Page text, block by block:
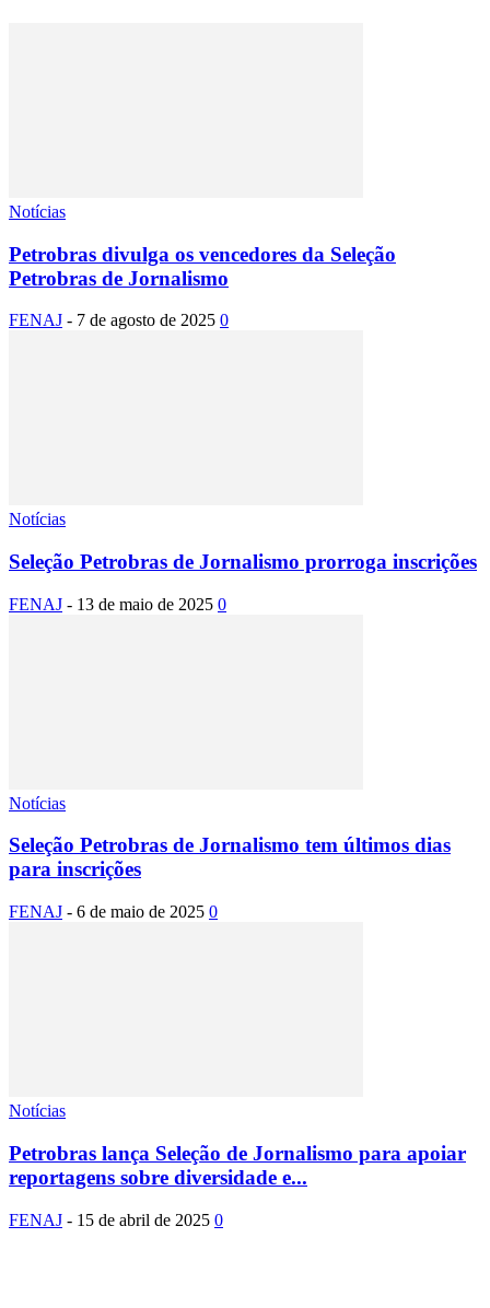
Notícias
Petrobras divulga os vencedores da Seleção
Petrobras de Jornalismo
FENAJ - 7 de agosto de 2025 0
Notícias
Seleção Petrobras de Jornalismo prorroga inscrições
FENAJ - 13 de maio de 2025 0
Notícias
Seleção Petrobras de Jornalismo tem últimos dias
para inscrições
FENAJ - 6 de maio de 2025 0
Notícias
Petrobras lança Seleção de Jornalismo para apoiar
reportagens sobre diversidade e...
FENAJ - 15 de abril de 2025 0